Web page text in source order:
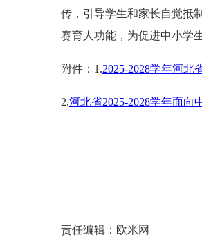
传，引导学生和家长自觉抵
赛育人功能，为促进中小学
附件：1.2025-2028学年河北
2.河北省2025-2028学年面
责任编辑：欧米网